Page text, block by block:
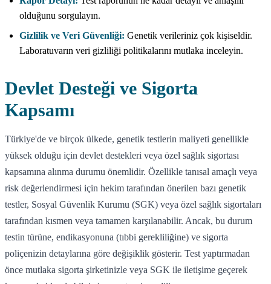
olduğunu sorgulayın.
Gizlilik ve Veri Güvenliği: Genetik verileriniz çok kişiseldir.
Laboratuvarın veri gizliliği politikalarını mutlaka inceleyin.
Devlet Desteği ve Sigorta
Kapsamı
Türkiye'de ve birçok ülkede, genetik testlerin maliyeti genellikle
yüksek olduğu için devlet destekleri veya özel sağlık sigortası
kapsamına alınma durumu önemlidir. Özellikle tanısal amaçlı veya
risk değerlendirmesi için hekim tarafından önerilen bazı genetik
testler, Sosyal Güvenlik Kurumu (SGK) veya özel sağlık sigortaları
tarafından kısmen veya tamamen karşılanabilir. Ancak, bu durum
testin türüne, endikasyonuna (tıbbi gerekliliğine) ve sigorta
poliçenizin detaylarına göre değişiklik gösterir. Test yaptırmadan
önce mutlaka sigorta şirketinizle veya SGK ile iletişime geçerek